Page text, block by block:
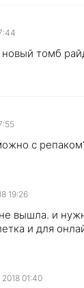
томб
с
19:26
вышла. и
и для
01:40